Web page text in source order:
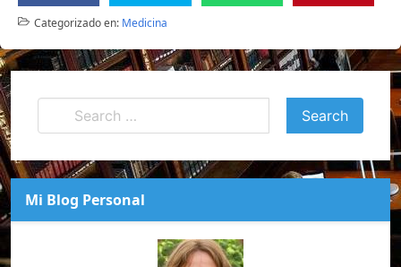
Categorizado en: Medicina
Mi Blog Personal